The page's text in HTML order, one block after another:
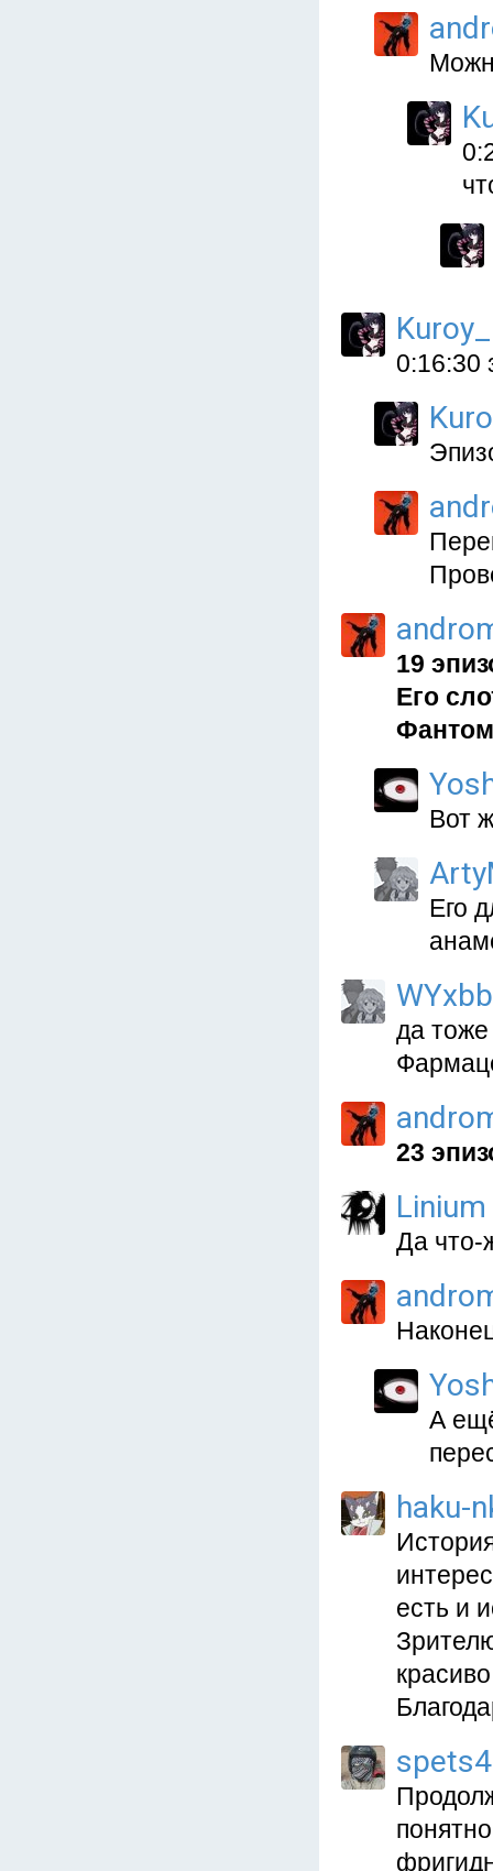
0:16:30
19
Его
Вот
Его
WYxbb
да
23
Linium
Да что-
А
haku-
есть и